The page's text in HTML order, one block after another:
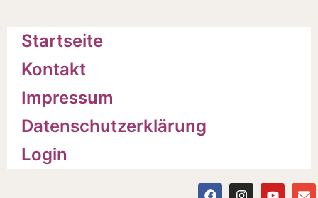
Startseite
Kontakt
Impressum
Datenschutzerklärung
Login